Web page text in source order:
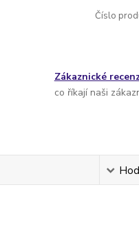
Číslo
Zákaznické
co říkají naši